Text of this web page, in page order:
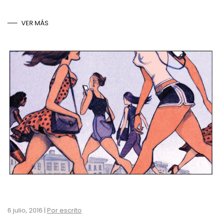
VER MÁS
6 julio, 2016 | Por escrito